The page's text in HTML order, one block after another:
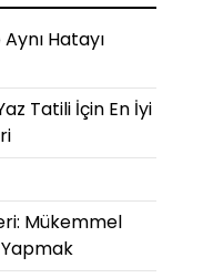
Hatayı
Tatili İçin En İyi
Mükemmel